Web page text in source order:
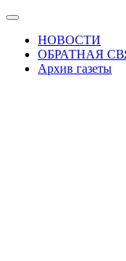
Skip
content
Показать/
Скрыть
навигацию
НОВОСТИ
ОБРАТНАЯ
Архив газеты